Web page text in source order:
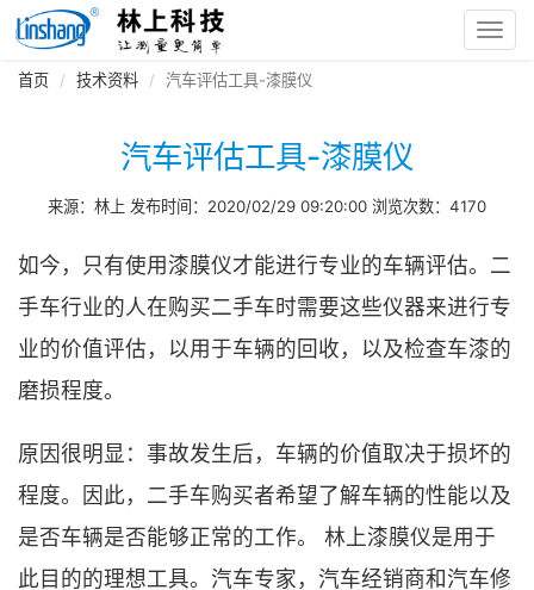
首页 技术资料 汽车评估工具-漆膜仪
汽车评估工具-漆膜仪
来源：林上 发布时间：2020/02/29 09:20:00 浏览次数：4170
如今，只有使用漆膜仪才能进行专业的车辆评估。二
手车行业的人在购买二手车时需要这些仪器来进行专
业的价值评估，以用于车辆的回收，以及检查车漆的
磨损程度。
原因很明显：事故发生后，车辆的价值取决于损坏的
程度。因此，二手车购买者希望了解车辆的性能以及
是否车辆是否能够正常的工作。 林上漆膜仪是用于
此目的的理想工具。汽车专家，汽车经销商和汽车修